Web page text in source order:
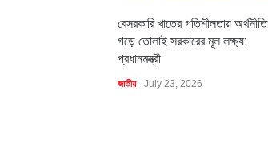
বেসরকারি খাতের গতিশীলতায় অর্থনীতি
গড়ে তোলাই সরকারের মূল লক্ষ্য:
প্রধানমন্ত্রী
জাতীয় July 23, 2026